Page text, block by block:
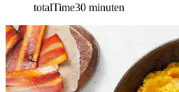
totalTime30 minuten